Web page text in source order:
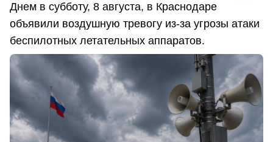
Днем в субботу, 8 августа, в Краснодаре
объявили воздушную тревогу из-за угрозы атаки
беспилотных летательных аппаратов.